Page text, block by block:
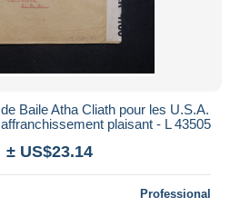
Baile Atha Cliath pour les U.S.A.
plaisant - L 43505
± US$23.14
Professional